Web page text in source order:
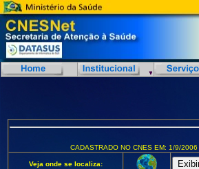
CADASTRADO NO CNES EM: 1/9/2006
Veja onde se localiza: